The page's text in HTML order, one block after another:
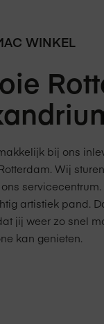
WINKEL
bij ons
Wij
artistiek pand.
jij weer zo snel
kan genieten.